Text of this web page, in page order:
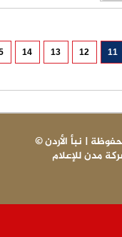
11
12
13
14
مدن للإعلام